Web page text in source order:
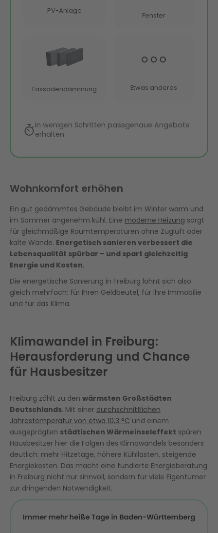
Wohnkomfort erhöhen
Ein gut gedämmtes Gebäude bleibt im Winter warm und
im Sommer angenehm kühl. Eine moderne Heizung sorgt
für gleichmäßige Raumtemperaturen ohne Zugluft oder
kalte Wände. Energetisch sanieren verbessert die
Lebensqualität spürbar – und spart gleichzeitig
Energie und Kosten.
Die energetische Sanierung in Freiburg lohnt sich also
gleich mehrfach: für Ihren Geldbeutel, für Ihre Immobilie
und für das Klima.
Klimawandel in Freiburg:
Herausforderung und Chance
für Hausbesitzer
Freiburg zählt zu den wärmsten Großstädten
Deutschlands. Mit einer durchschnittlichen
Jahrestemperatur von etwa 10,3 °C und einem
ausgeprägten städtischen Wärmeinseleffekt spüren
Hausbesitzer hier die Folgen des Klimawandels besonders
deutlich: mehr Hitzetage, höhere Kühllasten, steigende
Energiekosten. Das macht eine fundierte Energieberatung
in Freiburg nicht nur sinnvoll, sondern für viele Eigentümer
zur dringenden Notwendigkeit.